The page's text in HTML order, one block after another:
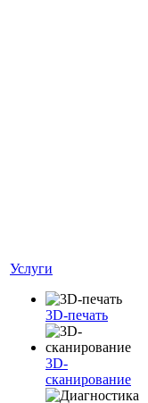
Услуги
3D-печать
3D-
сканирование